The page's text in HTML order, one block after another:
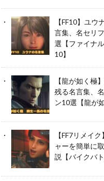
【FF10】ユウ
言集、名セリ
選【ファイナ
10】
【龍が如く極
残る名言集、
ン10選【龍が
【FF7リメイ
ャーを簡単に
説【バイクバト